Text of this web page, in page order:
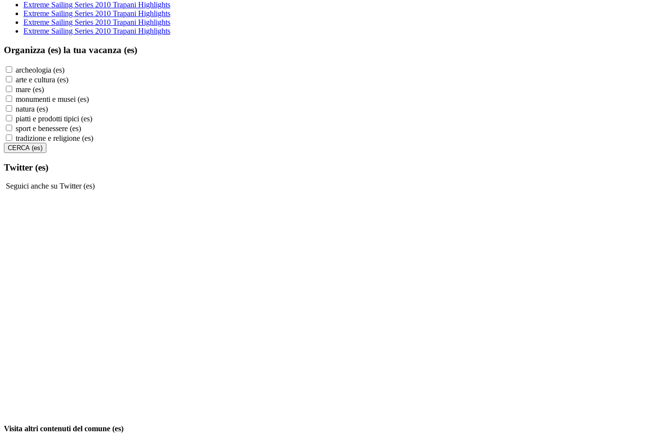
Extreme Sailing Series 2010 Trapani Highlights
Extreme Sailing Series 2010 Trapani Highlights
Extreme Sailing Series 2010 Trapani Highlights
Extreme Sailing Series 2010 Trapani Highlights
Organizza (es) la tua vacanza (es)
archeologia (es)
arte e cultura (es)
mare (es)
monumenti e musei (es)
natura (es)
piatti e prodotti tipici (es)
sport e benessere (es)
tradizione e religione (es)
Twitter (es)
Seguici anche su Twitter (es)
Visita altri contenuti del comune (es)